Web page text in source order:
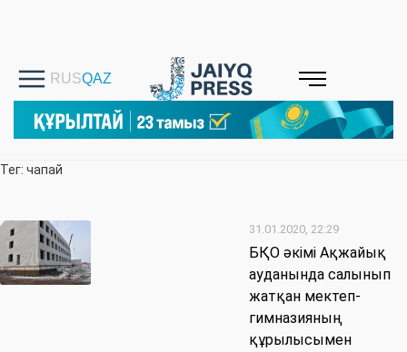
Тег: чапай
31.01.2020, 22:29
БҚО әкімі Ақжайық
ауданында салынып
жатқан мектеп-
гимназияның
құрылысымен